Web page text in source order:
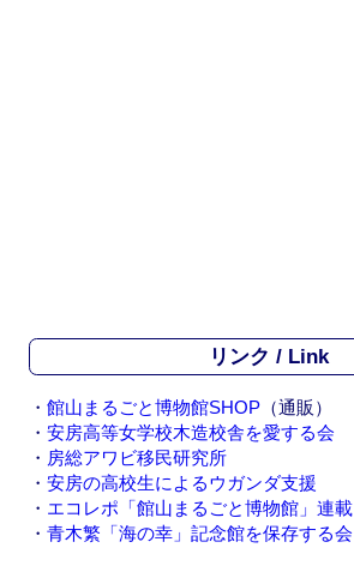
リンク / Link
・ 館山まるごと博物館SHOP （通販）
・ 安房高等女学校木造校舎を愛する会
・ 房総アワビ移民研究所
・ 安房の高校生によるウガンダ支援
・ エコレポ「館山まるごと博物館」連載
・ 青木繁「海の幸」記念館を保存する会